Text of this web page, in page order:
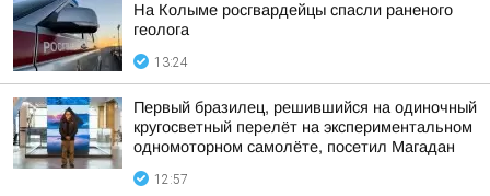
На Колыме росгвардейцы спасли раненого
геолога
13:24
Первый бразилец, решившийся на одиночный
кругосветный перелёт на экспериментальном
одномоторном самолёте, посетил Магадан
12:57